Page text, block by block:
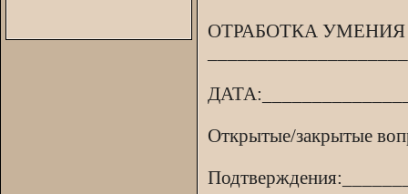
ОТРАБОТКА
Открытые/закрытые